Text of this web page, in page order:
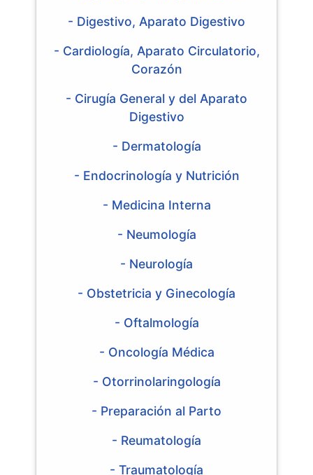
- Digestivo, Aparato Digestivo
- Cardiología, Aparato Circulatorio,
Corazón
- Cirugía General y del Aparato
Digestivo
- Dermatología
- Endocrinología y Nutrición
- Medicina Interna
- Neumología
- Neurología
- Obstetricia y Ginecología
- Oftalmología
- Oncología Médica
- Otorrinolaringología
- Preparación al Parto
- Reumatología
- Traumatología